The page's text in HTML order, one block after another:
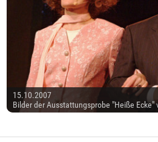
15.10.2007
Bilder der Ausstattungsprobe "Heiße Ecke"